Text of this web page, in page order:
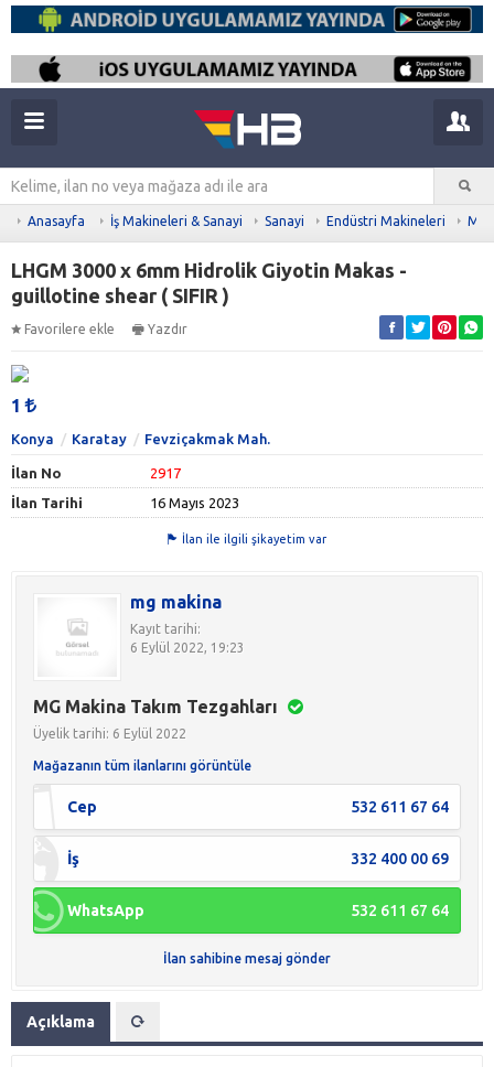
Anasayfa İş Makineleri & Sanayi Sanayi Endüstri Makineleri
LHGM 3000 x 6mm Hidrolik Giyotin Makas -
guillotine shear ( SIFIR )
Favorilere ekle Yazdır
1
Konya Karatay Fevziçakmak Mah.
İlan No
2917
İlan Tarihi
16 Mayıs 2023
İlan ile ilgili şikayetim var
mg makina
Kayıt tarihi:
6 Eylül 2022, 19:23
MG Makina Takım Tezgahları
Üyelik tarihi: 6 Eylül 2022
Mağazanın tüm ilanlarını görüntüle
Cep 532 611 67 64
İş 332 400 00 69
WhatsApp 532 611 67 64
İlan sahibine mesaj gönder
Açıklama